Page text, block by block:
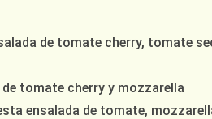
de tomate cherry, tomate
tomate cherry y mozzarella
ensalada de tomate,